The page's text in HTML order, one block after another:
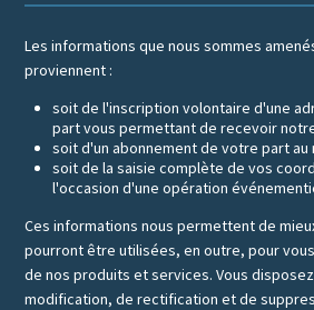
Les informations que nous sommes
proviennent :
soit de l'inscription volontaire d'une
part vous permettant de recevoir
soit d'un abonnement de votre part au
soit de la saisie complète de vos
l'occasion d'une opération
Ces informations nous permettent de
pourront être utilisées, en outre, pour
de nos produits et services. Vous
modification, de rectification et de